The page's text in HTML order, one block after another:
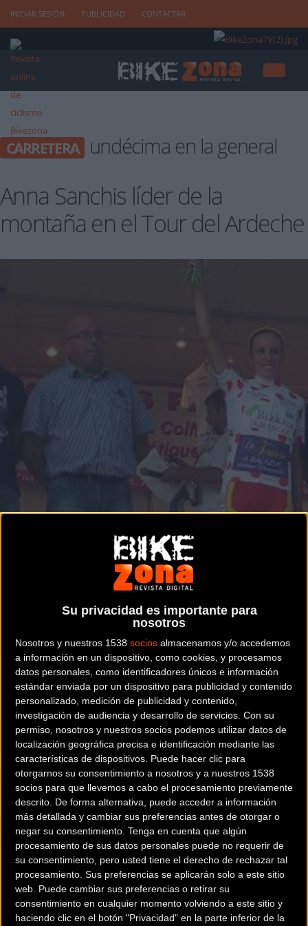
Su privacidad es importante para
nosotros
Nosotros y nuestros 1538 socios almacenamos y/o accedemos
a información en un dispositivo, como cookies, y procesamos
datos personales, como identificadores únicos e información
estándar enviada por un dispositivo para publicidad y contenido
personalizado, medición de publicidad y contenido,
investigación de audiencia y desarrollo de servicios. Con su
permiso, nosotros y nuestros socios podemos utilizar datos de
localización geográfica precisa e identificación mediante las
características de dispositivos. Puede hacer clic para
otorgarnos su consentimiento a nosotros y a nuestros 1538
socios para que llevemos a cabo el procesamiento previamente
descrito. De forma alternativa, puede acceder a información
más detallada y cambiar sus preferencias antes de otorgar o
negar su consentimiento. Tenga en cuenta que algún
procesamiento de sus datos personales puede no requerir de
su consentimiento, pero usted tiene el derecho de rechazar tal
procesamiento. Sus preferencias se aplicarán solo a este sitio
web. Puede cambiar sus preferencias o retirar su
consentimiento en cualquier momento volviendo a este sitio y
haciendo clic en el botón "Privacidad" en la parte inferior de la
INICIAR SESIÓN PUBLICIDAD CONTACTAR
CARRETERA undécima en la general
Anna Sanchis líder de la
montaña en el Tour del Ardeche
Noticia deciclismopublicada el viernes, 07 de septiembre de
2012a las10:59hen la sección de Carretera
La española Anna Sanchis (Durango-Bizkaia) lidera la clasificación de
la montaña del Tour Cycliste Féminin International de l Ardèche tras
la cuarta etapa de esta prestigiosa prueba francesa disputada entre
Saint-Sauveur-de-Montagut y Cruas, en la que se ha impuesto al
sprint del pelotón la canadiense Joelle Numainville.
A falta de dos etapas, la ciclista valenciana ocupa el undécimo